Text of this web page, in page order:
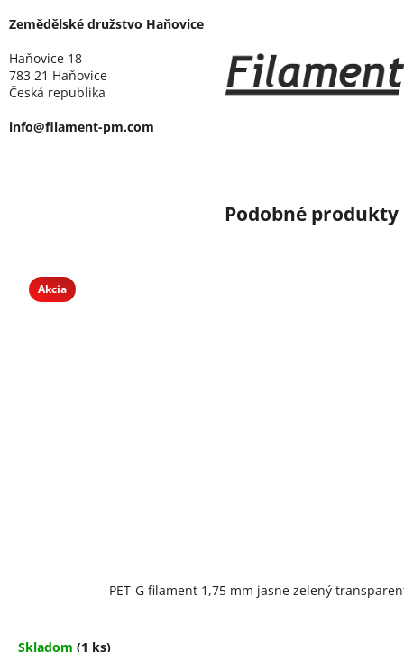
Akcia
PET-G filament 1,75 mm jasne zelený
Skladom (1 ks)
Zemědělské družstvo Haňovice
Haňovice 18
783 21 Haňovice
Česká republika
info@filament-pm.com